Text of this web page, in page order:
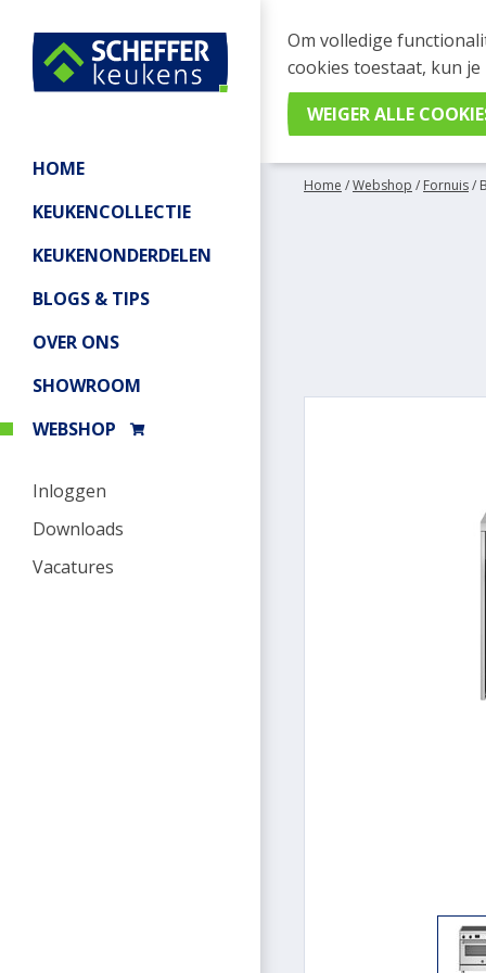
HOME
KEUKENCOLLECTIE
KEUKENONDERDELEN
BLOGS & TIPS
OVER ONS
SHOWROOM
WEBSHOP
Inloggen
Downloads
Vacatures
WEBSHOP
Je kan tijdelijk geen
Home /Webshop / Fornuis/
Om volledige
cookies toestaat, kun